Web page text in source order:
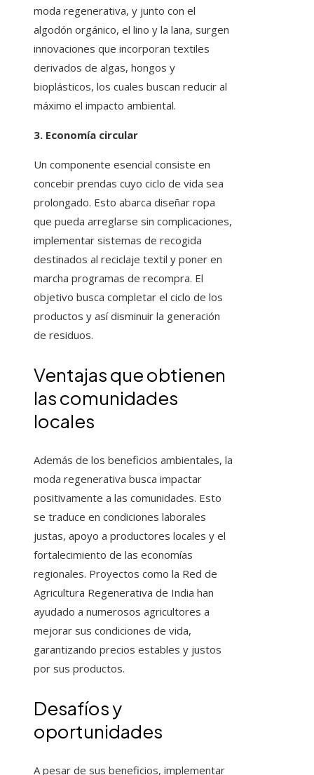
moda regenerativa, y junto con el
algodón orgánico, el lino y la lana, surgen
innovaciones que incorporan textiles
derivados de algas, hongos y
bioplásticos, los cuales buscan reducir al
máximo el impacto ambiental.
3. Economía circular
Un componente esencial consiste en
concebir prendas cuyo ciclo de vida sea
prolongado. Esto abarca diseñar ropa
que pueda arreglarse sin complicaciones,
implementar sistemas de recogida
destinados al reciclaje textil y poner en
marcha programas de recompra. El
objetivo busca completar el ciclo de los
productos y así disminuir la generación
de residuos.
Ventajas que obtienen
las comunidades
locales
Además de los beneficios ambientales, la
moda regenerativa busca impactar
positivamente a las comunidades. Esto
se traduce en condiciones laborales
justas, apoyo a productores locales y el
fortalecimiento de las economías
regionales. Proyectos como la Red de
Agricultura Regenerativa de India han
ayudado a numerosos agricultores a
mejorar sus condiciones de vida,
garantizando precios estables y justos
por sus productos.
Desafíos y
oportunidades
A pesar de sus beneficios, implementar